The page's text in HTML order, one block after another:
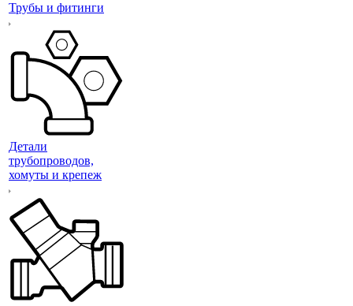
Трубы и фитинги
Детали
трубопроводов,
хомуты и крепеж